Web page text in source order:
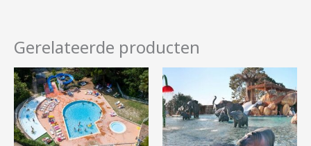
Gerelateerde producten